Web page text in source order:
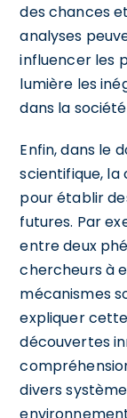
des chances
analyses
influencer les
lumière les
dans la
Enfin, dans le
scientifique,
pour établir
futures. Par
entre deux
chercheurs à
mécanismes
expliquer
découvertes
divers